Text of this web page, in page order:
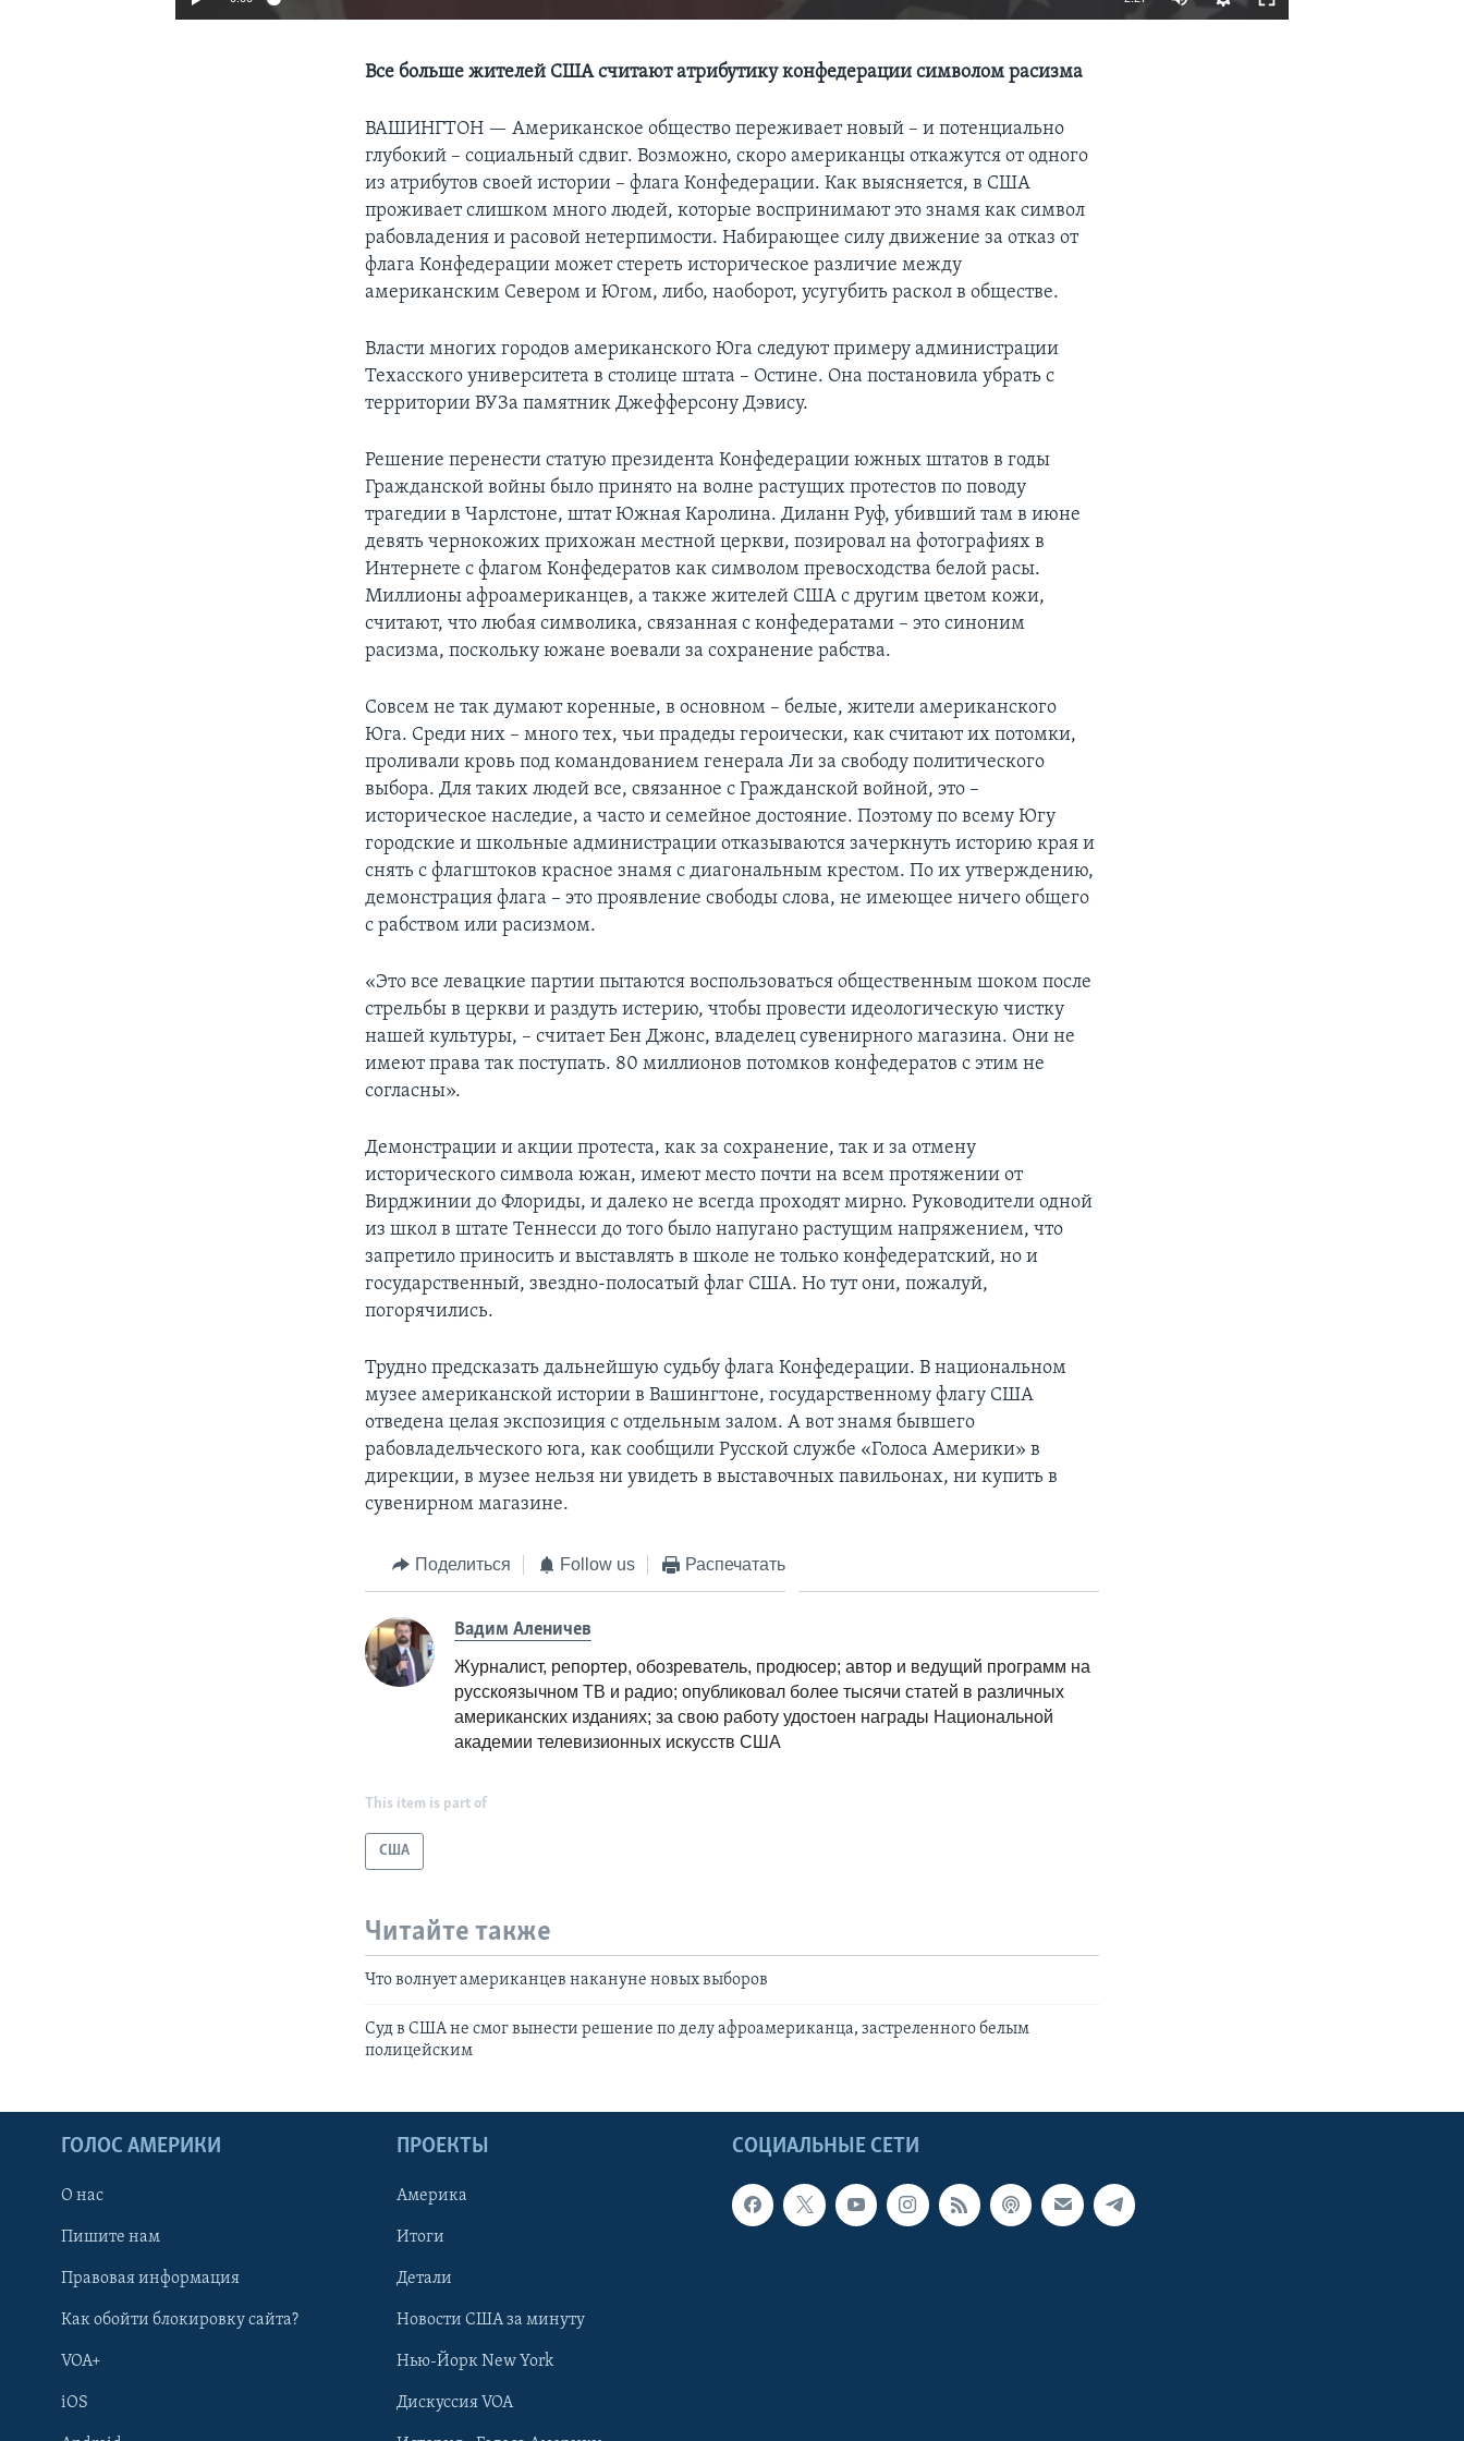
Все больше жителей США считают атрибутику конфедерации символом расизма
ВАШИНГТОН —Американское общество переживает новый – и потенциально
глубокий – социальный сдвиг. Возможно, скоро американцы откажутся от одного
из атрибутов своей истории – флага Конфедерации. Как выясняется, в США
проживает слишком много людей, которые воспринимают это знамя как символ
рабовладения и расовой нетерпимости. Набирающее силу движение за отказ от
флага Конфедерации может стереть историческое различие между
американским Севером и Югом, либо, наоборот, усугубить раскол в обществе.
Власти многих городов американского Юга следуют примеру администрации
Техасского университета в столице штата – Остине. Она постановила убрать с
территории ВУЗа памятник Джефферсону Дэвису.
Решение перенести статую президента Конфедерации южных штатов в годы
Гражданской войны было принято на волне растущих протестов по поводу
трагедии в Чарлстоне, штат Южная Каролина. Диланн Руф, убивший там в июне
девять чернокожих прихожан местной церкви, позировал на фотографиях в
Интернете с флагом Конфедератов как символом превосходства белой расы.
Миллионы афроамериканцев, а также жителей США с другим цветом кожи,
считают, что любая символика, связанная с конфедератами – это синоним
расизма, поскольку южане воевали за сохранение рабства.
Совсем не так думают коренные, в основном – белые, жители американского
Юга. Среди них – много тех, чьи прадеды героически, как считают их потомки,
проливали кровь под командованием генерала Ли за свободу политического
выбора. Для таких людей все, связанное с Гражданской войной, это –
историческое наследие, а часто и семейное достояние. Поэтому по всему Югу
городские и школьные администрации отказываются зачеркнуть историю края и
снять с флагштоков красное знамя с диагональным крестом. По их утверждению,
демонстрация флага – это проявление свободы слова, не имеющее ничего общего
с рабством или расизмом.
«Это все левацкие партии пытаются воспользоваться общественным шоком после
стрельбы в церкви и раздуть истерию, чтобы провести идеологическую чистку
нашей культуры, – считает Бен Джонс, владелец сувенирного магазина. Они не
имеют права так поступать. 80 миллионов потомков конфедератов с этим не
согласны».
Демонстрации и акции протеста, как за сохранение, так и за отмену
исторического символа южан, имеют место почти на всем протяжении от
Вирджинии до Флориды, и далеко не всегда проходят мирно. Руководители одной
из школ в штате Теннесси до того было напугано растущим напряжением, что
запретило приносить и выставлять в школе не только конфедератский, но и
государственный, звездно-полосатый флаг США. Но тут они, пожалуй,
погорячились.
Трудно предсказать дальнейшую судьбу флага Конфедерации. В национальном
музее американской истории в Вашингтоне, государственному флагу США
отведена целая экспозиция с отдельным залом. А вот знамя бывшего
рабовладельческого юга, как сообщили Русской службе «Голоса Америки» в
дирекции, в музее нельзя ни увидеть в выставочных павильонах, ни купить в
сувенирном магазине.
Поделиться Follow us Распечатать
Вадим Аленичев
Журналист, репортер, обозреватель, продюсер; автор и ведущий программ на
русскоязычном ТВ и радио; опубликовал более тысячи статей в различных
американских изданиях; за свою работу удостоен награды Национальной
академии телевизионных искусств США
This item is part of
США
Читайте также
Что волнует американцев накануне новых выборов
Суд в США не смог вынести решение по делу афроамериканца, застреленного белым
полицейским
СОЦИАЛЬНЫЕ СЕТИ
ГОЛОС АМЕРИКИ
О нас
Пишите нам
Правовая информация
Как обойти блокировку сайта?
VOA+
iOS
ПРОЕКТЫ
Америка
Итоги
Детали
Новости США за минуту
Нью-Йорк New York
Дискуссия VOA